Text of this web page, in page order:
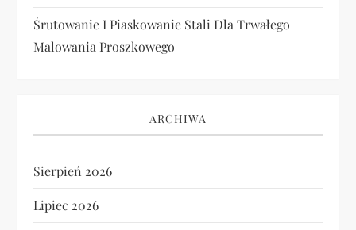
Śrutowanie I Piaskowanie Stali Dla Trwałego
Malowania Proszkowego
ARCHIWA
Sierpień 2026
Lipiec 2026